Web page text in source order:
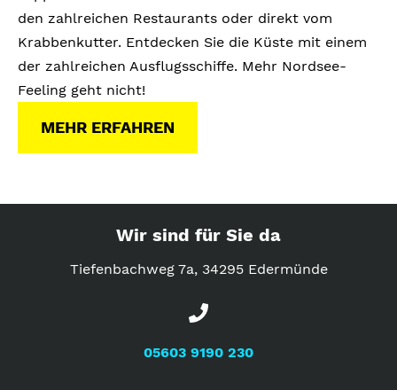
den zahlreichen Restaurants oder direkt vom
Krabbenkutter. Entdecken Sie die Küste mit einem
der zahlreichen Ausflugsschiffe. Mehr Nordsee-
Feeling geht nicht!
MEHR ERFAHREN
Wir sind für Sie da
Tiefenbachweg 7a, 34295 Edermünde
05603 9190 230